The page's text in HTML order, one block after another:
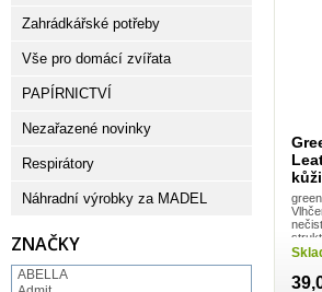
Zahrádkářské potřeby
Vše pro domácí zvířata
PAPÍRNICTVÍ
Nezařazené novinky
Respirátory
Náhradní výrobky za MADEL
ZNAČKY
ABELLA